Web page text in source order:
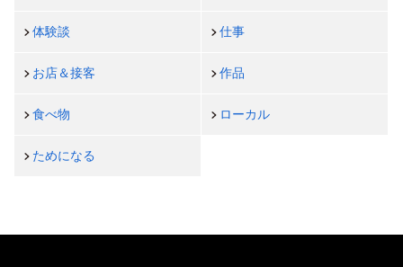
体験談 仕事
お店＆接客 作品
食べ物 ローカル
ためになる